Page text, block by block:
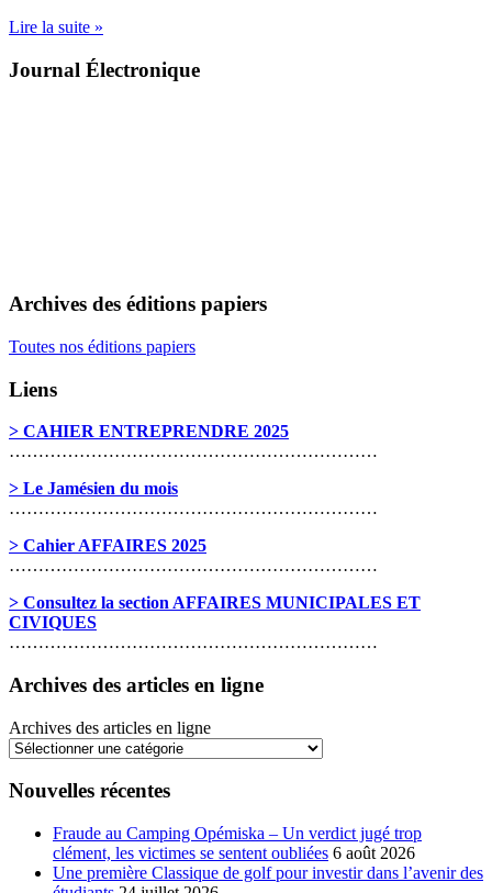
Lire la suite »
Journal Électronique
Archives des éditions papiers
Toutes nos éditions papiers
Liens
> CAHIER ENTREPRENDRE 2025
………………………………………………………
> Le Jamésien du mois
………………………………………………………
> Cahier AFFAIRES 2025
………………………………………………………
> Consultez la section AFFAIRES MUNICIPALES ET
CIVIQUES
………………………………………………………
Archives des articles en ligne
Archives des articles en ligne
Nouvelles récentes
Fraude au Camping Opémiska – Un verdict jugé trop
clément, les victimes se sentent oubliées 6 août 2026
Une première Classique de golf pour investir dans l’avenir des